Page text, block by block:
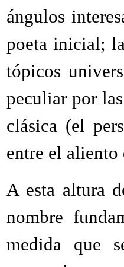
ángulos
poeta inicial;
tópicos
peculiar por
clásica (el
entre el aliento
A esta altura
nombre
medida que